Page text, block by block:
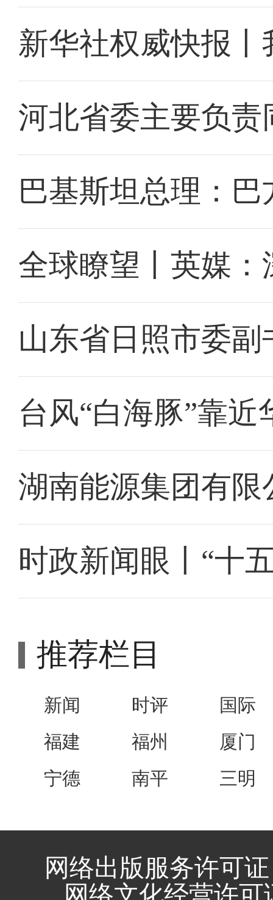
新华社权威快报
河北省委主要负
巴基斯坦总理：
全球瞭望丨英媒
山东省日照市委
台风“白海豚”靠近
湖南能源集团有
时政新闻眼丨“十
推荐栏目
新闻 时评
国际
福建
福州
厦门
宁德
南平 三明
网络出版服务许可